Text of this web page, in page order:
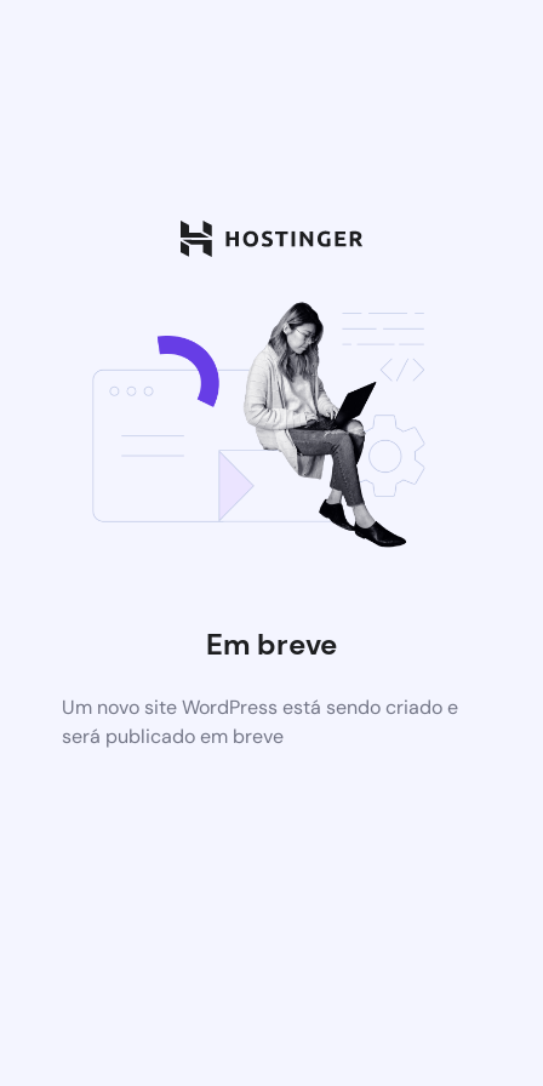
Em breve
Um novo site WordPress está sendo criado e
será publicado em breve